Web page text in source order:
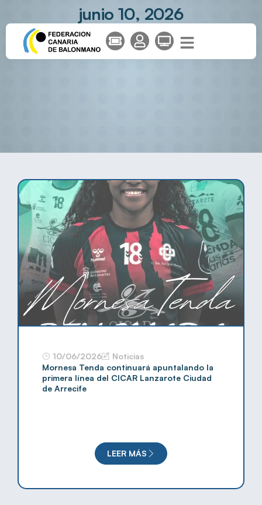
junio 10, 2026
10/06/2026
Noticias
Mornesa Tenda continuará apuntalando la
primera línea del CICAR Lanzarote Ciudad
de Arrecife
LEER MÁS